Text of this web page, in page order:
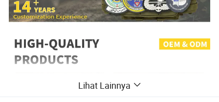
Lihat Lainnya